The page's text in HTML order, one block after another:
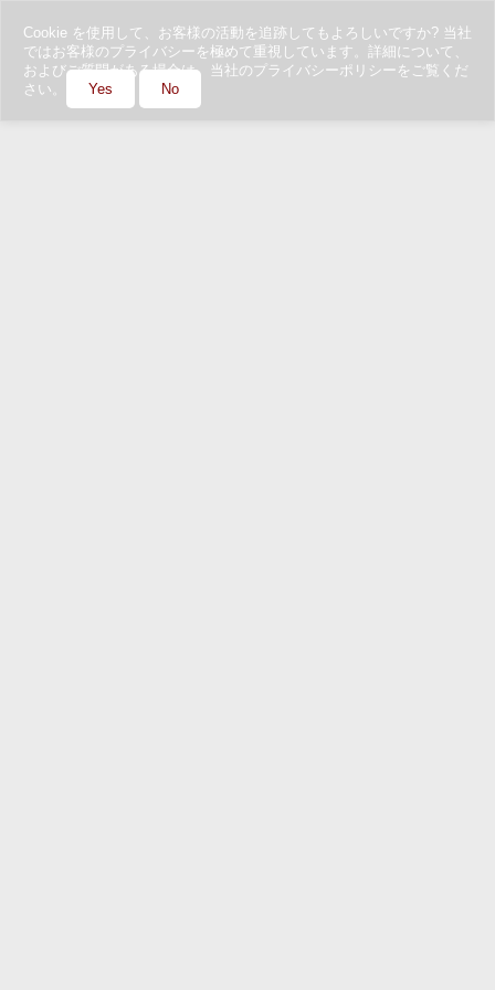
Cookie を使用して、お客様の活動を追跡してもよろしいですか? 当社
ではお客様のプライバシーを極めて重視しています。詳細について、
およびご質問がある場合は、当社のプライバシーポリシーをご覧くだ
さい。
Yes No